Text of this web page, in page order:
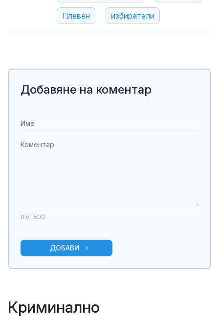
Плевен избиратели
Добавяне на коментар
0 от 500
ДОБАВИ
Криминално